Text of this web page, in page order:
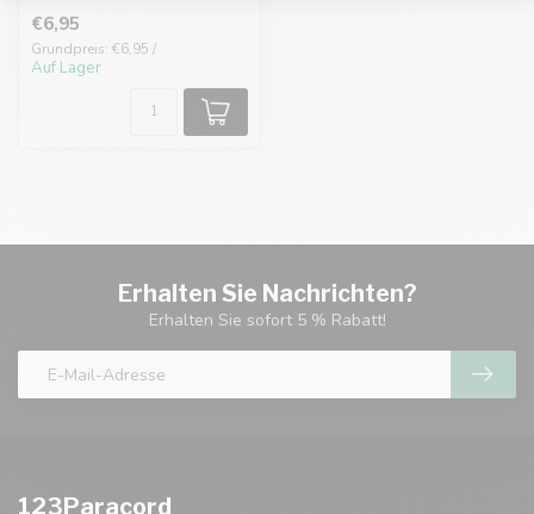
€6,95
Grundpreis: €6,95 /
Auf Lager
Erhalten Sie Nachrichten?
Erhalten Sie sofort 5 % Rabatt!
123Paracord